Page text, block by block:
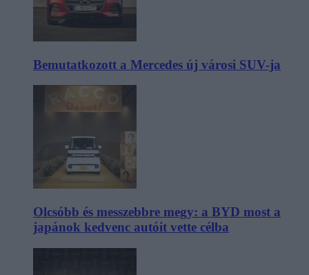
Bemutatkozott a Mercedes új városi SUV-ja
Olcsóbb és messzebbre megy: a BYD most a
japánok kedvenc autóit vette célba